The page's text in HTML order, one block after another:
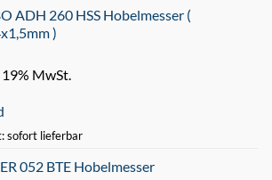
ADH 260 HSS Hobelmesser (
)
MwSt.
sofort lieferbar
052 BTE Hobelmesser